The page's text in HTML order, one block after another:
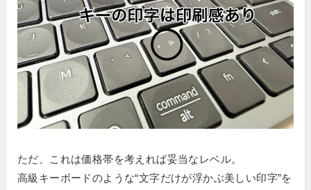
ただ、これは価格帯を考えれば妥当なレベル。
高級キーボードのような“文字だけが浮かぶ美しい印字”を